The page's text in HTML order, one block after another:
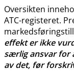
Oversikten
ATC-registeret.
effekt er ikke
særlig ansvar for
av det, før